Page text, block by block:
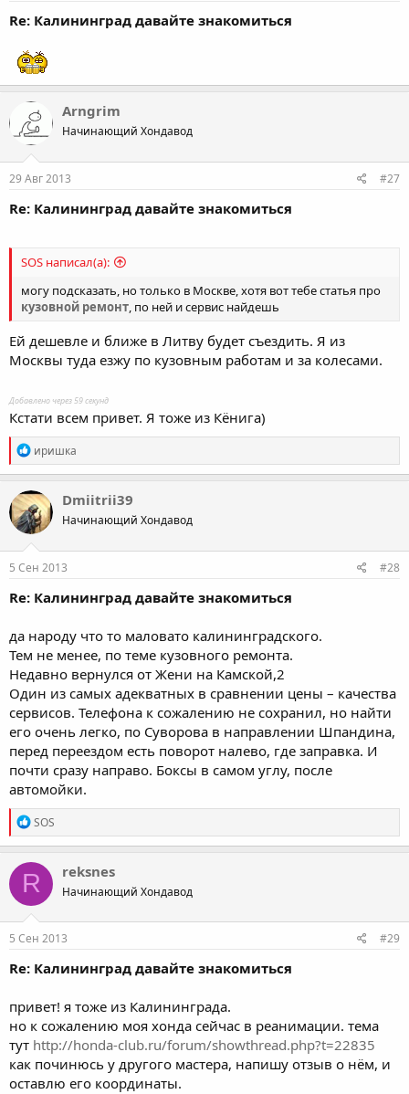
Re: Калининград давайте знакомиться
Arngrim
Начинающий Хондавод
29 Авг 2013 #27
Re: Калининград давайте знакомиться
SOS написал(а):
могу подсказать, но только в Москве, хотя вот тебе статья про
кузовной ремонт, по ней и сервис найдешь
Ей дешевле и ближе в Литву будет съездить. Я из
Москвы туда езжу по кузовным работам и за колесами.
Добавлено через 59 секунд
Кстати всем привет. Я тоже из Кёнига)
R
e
a
c
t
i
o
n
s
иришка
Dmiitrii39
Начинающий Хондавод
5 Сен 2013 #28
Re: Калининград давайте знакомиться
да народу что то маловато калининградского.
Тем не менее, по теме кузовного ремонта.
Недавно вернулся от Жени на Камской,2
Один из самых адекватных в сравнении цены – качества
сервисов. Телефона к сожалению не сохранил, но найти
его очень легко, по Суворова в направлении Шпандина,
перед переездом есть поворот налево, где заправка. И
почти сразу направо. Боксы в самом углу, после
автомойки.
R
e
a
c
t
i
o
n
s
SOS
R reksnes
Начинающий Хондавод
5 Сен 2013 #29
Re: Калининград давайте знакомиться
привет! я тоже из Калининграда.
но к сожалению моя хонда сейчас в реанимации. тема
тут http://honda-club.ru/forum/showthread.php?t=22835
как починюсь у другого мастера, напишу отзыв о нём, и
оставлю его координаты.